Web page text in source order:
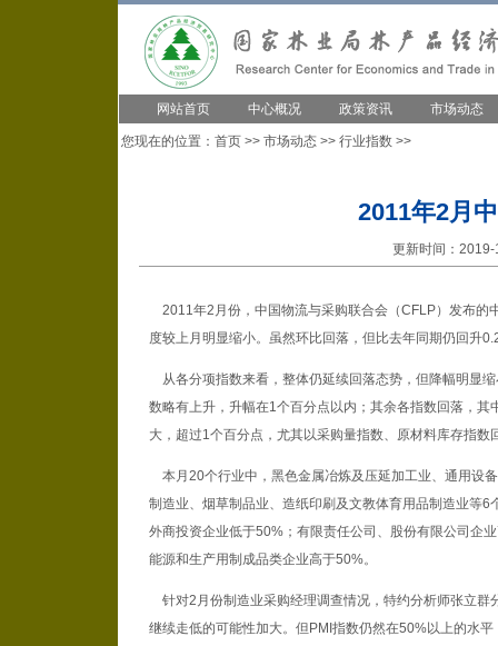
网站首页 中心概况 政策资讯 市场动态
您现在的位置： 首页 >> 市场动态 >> 行业指数 >>
2011年2月
更新时间：
2011年2月份，中国物流与采购联合会（CFLP）发布的
度较上月明显缩小。虽然环比回落，但比去年同期仍回升
从各分项指数来看，整体仍延续回落态势，但降幅明显
数略有上升，升幅在1个百分点以内；其余各指数回落，
大，超过1个百分点，尤其以采购量指数、原材料库存指
本月20个行业中，黑色金属冶炼及压延加工业、通用设
制造业、烟草制品业、造纸印刷及文教体育用品制造业等
外商投资企业低于50%；有限责任公司、股份有限公司企
能源和生产用制成品类企业高于50%。
针对2月份制造业采购经理调查情况，特约分析师张立群
继续走低的可能性加大。但PMI指数仍然在50%以上的水